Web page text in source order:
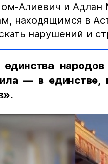
Алиевич и Адлан
находящимся в
нарушений и
— в единстве,